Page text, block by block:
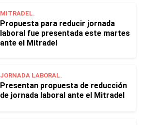
MITRADEL.
Propuesta para reducir jornada
laboral fue presentada este martes
ante el Mitradel
JORNADA LABORAL.
Presentan propuesta de reducción
de jornada laboral ante el Mitradel